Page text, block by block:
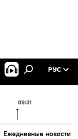
РУС
09:31
Ежедневные новости